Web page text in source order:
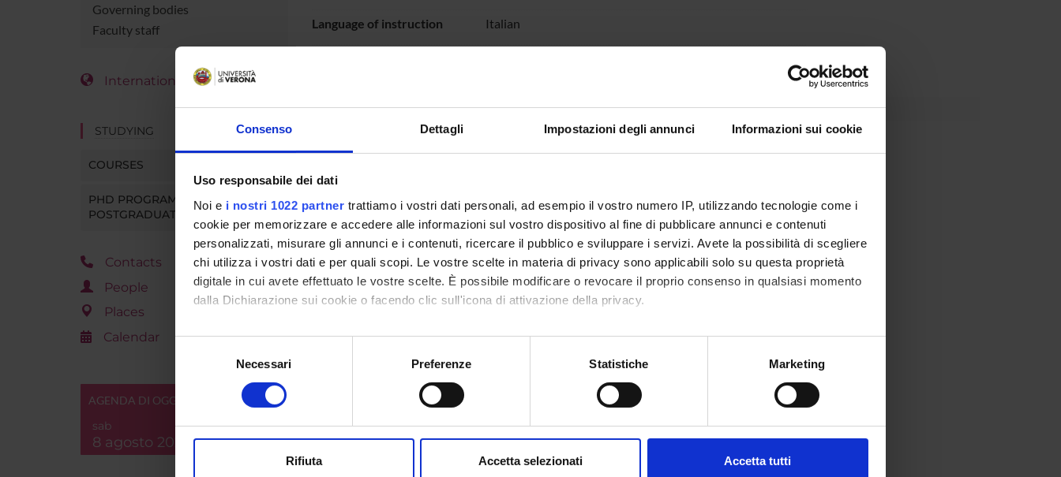
Consenso Dettagli Impostazioni degli annunci Informazioni sui cookie
Uso responsabile dei dati
Noi e i nostri 1022 partner trattiamo i vostri dati personali, ad esempio il vostro numero IP, utilizzando tecnologie come i
cookie per memorizzare e accedere alle informazioni sul vostro dispositivo al fine di pubblicare annunci e contenuti
personalizzati, misurare gli annunci e i contenuti, ricercare il pubblico e sviluppare i servizi. Avete la possibilità di scegliere
chi utilizza i vostri dati e per quali scopi. Le vostre scelte in materia di privacy sono applicabili solo su questa proprietà
digitale in cui avete effettuato le vostre scelte. È possibile modificare o revocare il proprio consenso in qualsiasi momento
dalla Dichiarazione sui cookie o facendo clic sull'icona di attivazione della privacy.
Con il tuo consenso, vorremmo anche:
raccogliere informazioni sulla tua posizione geografica, con un'approssimazione di qualche metro,
digitali).
modificare o ritirare il tuo consenso in qualsiasi momento dalla Dichiarazione sui cookie.
consenso
Necessari Preferenze Statistiche Marketing
Rifiuta Accetta selezionati Accetta tutti
Governing bodies
Faculty staff
International Students
STUDYING
COURSES
PHD PROGRAMMES AND
POSTGRADUATE TRAINING
Contacts
People
Places
Calendar
AGENDA DI OGGI
sab
8 agosto 2026
Language of instruction Italian
LESSON TIMETABLE